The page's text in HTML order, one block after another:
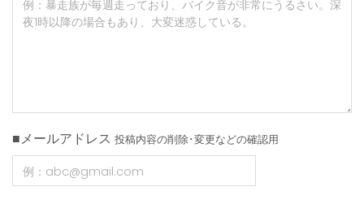
■メールアドレス 投稿内容の削除･変更などの確認用